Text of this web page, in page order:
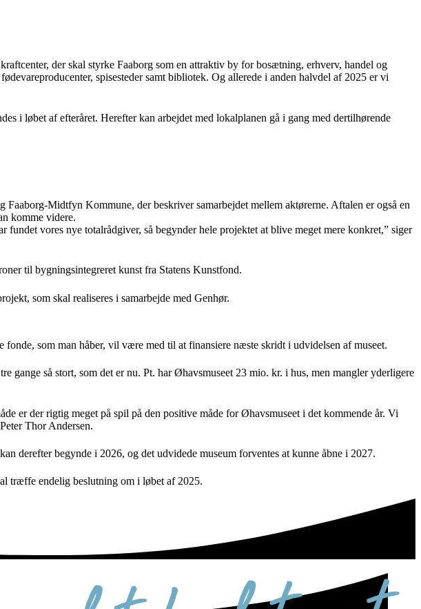
der skal styrke Faaborg som en attraktiv by for bosætning, erhverv, handel og
spisesteder samt bibliotek. Og allerede i anden halvdel af 2025 er vi
i løbet af efteråret. Herefter kan arbejdet med lokalplanen gå i gang med dertilhørende
Midtfyn Kommune, der beskriver samarbejdet mellem aktørerne. Aftalen er også en
komme videre.
vores nye totalrådgiver, så begynder hele projektet at blive meget mere konkret,” siger
til bygningsintegreret kunst fra Statens Kunstfond.
som skal realiseres i samarbejde med Genhør.
som man håber, vil være med til at finansiere næste skridt i udvidelsen af museet.
så stort, som det er nu. Pt. har Øhavsmuseet 23 mio. kr. i hus, men mangler yderligere
er der rigtig meget på spil på den positive måde for Øhavsmuseet i det kommende år. Vi
Thor Andersen.
derefter begynde i 2026, og det udvidede museum forventes at kunne åbne i 2027.
træffe endelig beslutning om i løbet af 2025.